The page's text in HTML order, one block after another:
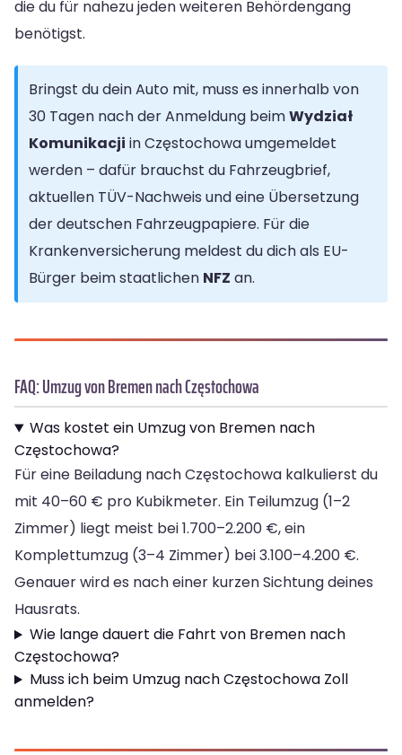
die du für nahezu jeden weiteren Behördengang
benötigst.
Bringst du dein Auto mit, muss es innerhalb von
30 Tagen nach der Anmeldung beimWydział
Komunikacji in Częstochowa umgemeldet
werden – dafür brauchst du Fahrzeugbrief,
aktuellen TÜV-Nachweis und eine Übersetzung
der deutschen Fahrzeugpapiere. Für die
Krankenversicherung meldest du dich als EU-
Bürger beim staatlichen NFZ an.
FAQ: Umzug von Bremen nach Częstochowa
Was kostet ein Umzug von Bremen nach
Częstochowa?
Für eine Beiladung nach Częstochowa kalkulierst du
mit 40–60 € pro Kubikmeter. Ein Teilumzug (1–2
Zimmer) liegt meist bei 1.700–2.200 €, ein
Komplettumzug (3–4 Zimmer) bei 3.100–4.200 €.
Genauer wird es nach einer kurzen Sichtung deines
Hausrats.
Wie lange dauert die Fahrt von Bremen nach
Częstochowa?
Muss ich beim Umzug nach Częstochowa Zoll
anmelden?